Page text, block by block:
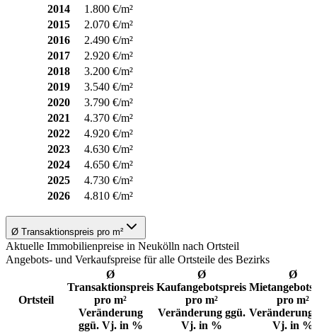
2014
1.800 €/m²
2015
2.070 €/m²
2016
2.490 €/m²
2017
2.920 €/m²
2018
3.200 €/m²
2019
3.540 €/m²
2020
3.790 €/m²
2021
4.370 €/m²
2022
4.920 €/m²
2023
4.630 €/m²
2024
4.650 €/m²
2025
4.730 €/m²
2026
4.810 €/m²
Ø Transaktionspreis pro m²
Aktuelle Immobilienpreise in Neukölln nach Ortsteil
Angebots- und Verkaufspreise für alle Ortsteile des Bezirks
Ortsteil
Ø
Transaktionspreis
pro m²
Veränderung
ggü. Vj. in %
Ø
Kaufangebotspreis
pro m²
Veränderung ggü.
Vj. in %
Ø
pro m²
Veränderung
Vj. in %